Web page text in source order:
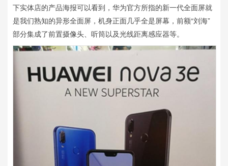
下实体店的产品海报可以看到，华为官方所指的新一代全面屏就
是我们熟知的异形全面屏，机身正面几乎全是屏幕，前额“刘海”
部分集成了前置摄像头、听筒以及光线距离感应器等。